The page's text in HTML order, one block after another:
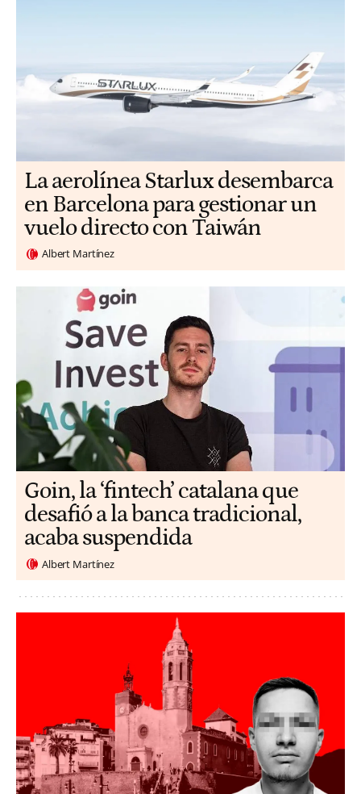
La aerolínea Starlux desembarca
en Barcelona para gestionar un
vuelo directo con Taiwán
Albert Martínez
Goin, la ‘fintech’ catalana que
desafió a la banca tradicional,
acaba suspendida
Albert Martínez